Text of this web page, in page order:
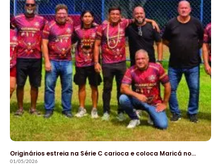
Originários estreia na Série C carioca e coloca Maricá no…
01/05/2026